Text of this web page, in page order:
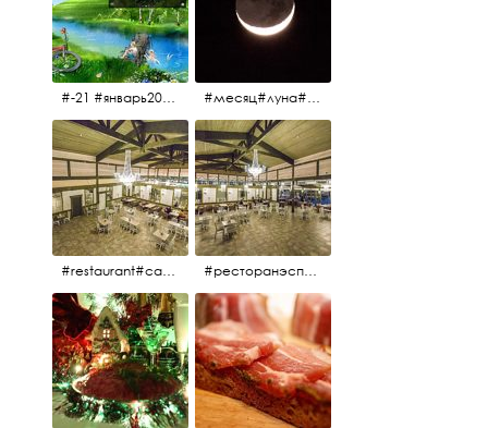
#-21 #январь2017 #зима2017 #санктпетербург2017 #месяц#луна#африканскаялуна#moon#moon🌙
#restaurant#candidates #aspila #restaurantaspils ресторан#ресторанэспиля#эспланада#концертнаяэстрада #ресторанэспиля#restaurantaspils#aspila#candidates#эспланада#концертнаяэстрада